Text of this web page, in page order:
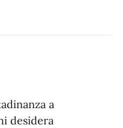
a
desidera